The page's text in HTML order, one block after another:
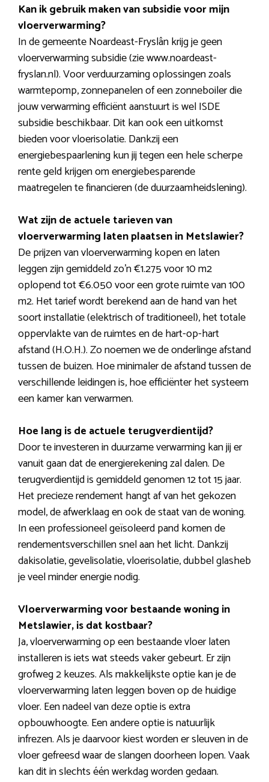
Kan ik gebruik maken van subsidie voor mijn
vloerverwarming?
In de gemeente Noardeast-Fryslân krijg je geen
vloerverwarming subsidie (zie www.noardeast-
fryslan.nl). Voor verduurzaming oplossingen zoals
warmtepomp, zonnepanelen of een zonneboiler die
jouw verwarming efficiënt aanstuurt is wel ISDE
subsidie beschikbaar. Dit kan ook een uitkomst
bieden voor vloerisolatie. Dankzij een
energiebespaarlening kun jij tegen een hele scherpe
rente geld krijgen om energiebesparende
maatregelen te financieren (de duurzaamheidslening).
Wat zijn de actuele tarieven van
vloerverwarming laten plaatsen in Metslawier?
De prijzen van vloerverwarming kopen en laten
leggen zijn gemiddeld zo’n €1.275 voor 10 m2
oplopend tot €6.050 voor een grote ruimte van 100
m2. Het tarief wordt berekend aan de hand van het
soort installatie (elektrisch of traditioneel), het totale
oppervlakte van de ruimtes en de hart-op-hart
afstand (H.O.H.). Zo noemen we de onderlinge afstand
tussen de buizen. Hoe minimaler de afstand tussen de
verschillende leidingen is, hoe efficiënter het systeem
een kamer kan verwarmen.
Hoe lang is de actuele terugverdientijd?
Door te investeren in duurzame verwarming kan jij er
vanuit gaan dat de energierekening zal dalen. De
terugverdientijd is gemiddeld genomen 12 tot 15 jaar.
Het precieze rendement hangt af van het gekozen
model, de afwerklaag en ook de staat van de woning.
In een professioneel geïsoleerd pand komen de
rendementsverschillen snel aan het licht. Dankzij
dakisolatie, gevelisolatie, vloerisolatie, dubbel glasheb
je veel minder energie nodig.
Vloerverwarming voor bestaande woning in
Metslawier, is dat kostbaar?
Ja, vloerverwarming op een bestaande vloer laten
installeren is iets wat steeds vaker gebeurt. Er zijn
grofweg 2 keuzes. Als makkelijkste optie kan je de
vloerverwarming laten leggen boven op de huidige
vloer. Een nadeel van deze optie is extra
opbouwhoogte. Een andere optie is natuurlijk
infrezen. Als je daarvoor kiest worden er sleuven in de
vloer gefreesd waar de slangen doorheen lopen. Vaak
kan dit in slechts één werkdag worden gedaan.